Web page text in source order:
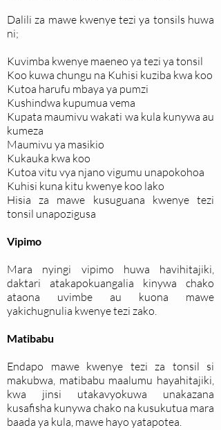
Dalili za mawe kwenye tezi ya tonsils huwa
ni;
Kuvimba kwenye maeneo ya tezi ya tonsil
Koo kuwa chungu na Kuhisi kuziba kwa koo
Kutoa harufu mbaya ya pumzi
Kushindwa kupumua vema
Kupata maumivu wakati wa kula kunywa au
kumeza
Maumivu ya masikio
Kukauka kwa koo
Kutoa vitu vya njano vigumu unapokohoa
Kuhisi kuna kitu kwenye koo lako
Hisia za mawe kusuguana kwenye tezi
tonsil unapozigusa
Vipimo
Mara nyingi vipimo huwa havihitajiki,
daktari atakapokuangalia kinywa chako
ataona uvimbe au kuona mawe
yakichugnulia kwenye tezi zako.
Matibabu
Endapo mawe kwenye tezi za tonsil si
makubwa, matibabu maalumu hayahitajiki,
kwa jinsi utakavyokuwa unakazana
kusafisha kunywa chako na kusukutua mara
baada ya kula, mawe hayo yatapotea.